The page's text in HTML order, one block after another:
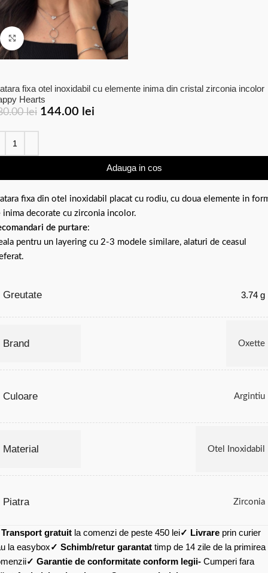
Click to enlarge
fixa otel inoxidabil cu elemente inima din cristal zirconia incolor
Hearts
lei 144.00 lei
Adauga in cos
fixa din otel inoxidabil placat cu rodiu, cu doua elemente in
inima decorate cu zirconia incolor.
de purtare:
pentru un layering cu 2-3 modele similare, alaturi de ceasul
Greutate 3.74 g
Brand Oxette
Culoare Argintiu
Material Otel Inoxidabil
Piatra Zirconia
Transport gratuit la comenzi de peste 450 lei✓ Livrare prin curier
la easybox✓ Schimb/retur garantat timp de 14 zile de la primirea
✓ Garantie de conformitate conform legii- Cumperi fara